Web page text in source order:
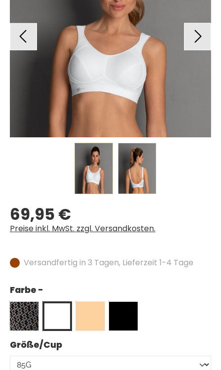
Regulärer Preis:
69,95 €
Preise inkl. MwSt. zzgl. Versandkosten.
Versandfertig in 3 Tagen, Lieferzeit 1-4 Tage
Farbe -
Größe/Cupauswählen